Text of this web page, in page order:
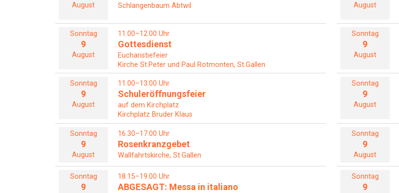
August Schlangenbaum Abtwil August
Sonntag
9
August
11.00–12.00 Uhr
Gottesdienst
Eucharistiefeier
Kirche St.Peter und Paul Rotmonten, St.Gallen
Sonntag
9
August
Sonntag
9
August
11.00–13.00 Uhr
Schuleröffnungsfeier
auf dem Kirchplatz
Kirchplatz Bruder Klaus
Sonntag
9
August
Sonntag
9
August
16.30–17.00 Uhr
Rosenkranzgebet
Wallfahrtskirche, St.Gallen
Sonntag
9
August
Sonntag
9
18.15–19.00 Uhr
ABGESAGT: Messa in italiano
Sonntag
9